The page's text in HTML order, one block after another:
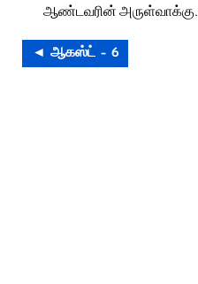
ஆண்டவரின் அருள்வாக்கு.
◄ ஆகஸ்ட் – 6